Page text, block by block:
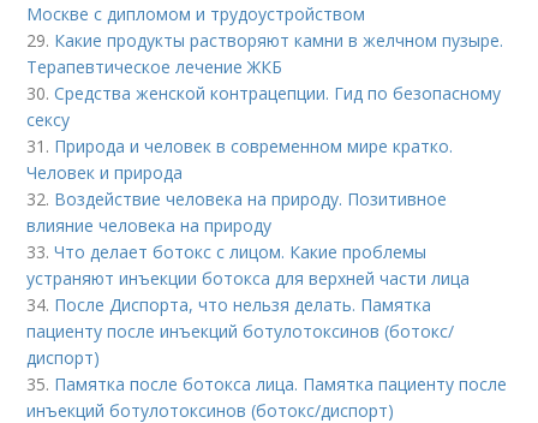
Москве с дипломом и трудоустройством
29. Какие продукты растворяют камни в желчном пузыре.
Терапевтическое лечение ЖКБ
30.Средства женской контрацепции. Гид по безопасному
сексу
31. Природа и человек в современном мире кратко.
Человек и природа
32. Воздействие человека на природу. Позитивное
влияние человека на природу
33.Что делает ботокс с лицом. Какие проблемы
устраняют инъекции ботокса для верхней части лица
34. После Диспорта, что нельзя делать. Памятка
пациенту после инъекций ботулотоксинов (ботокс/
диспорт)
35. Памятка после ботокса лица. Памятка пациенту после
инъекций ботулотоксинов (ботокс/диспорт)